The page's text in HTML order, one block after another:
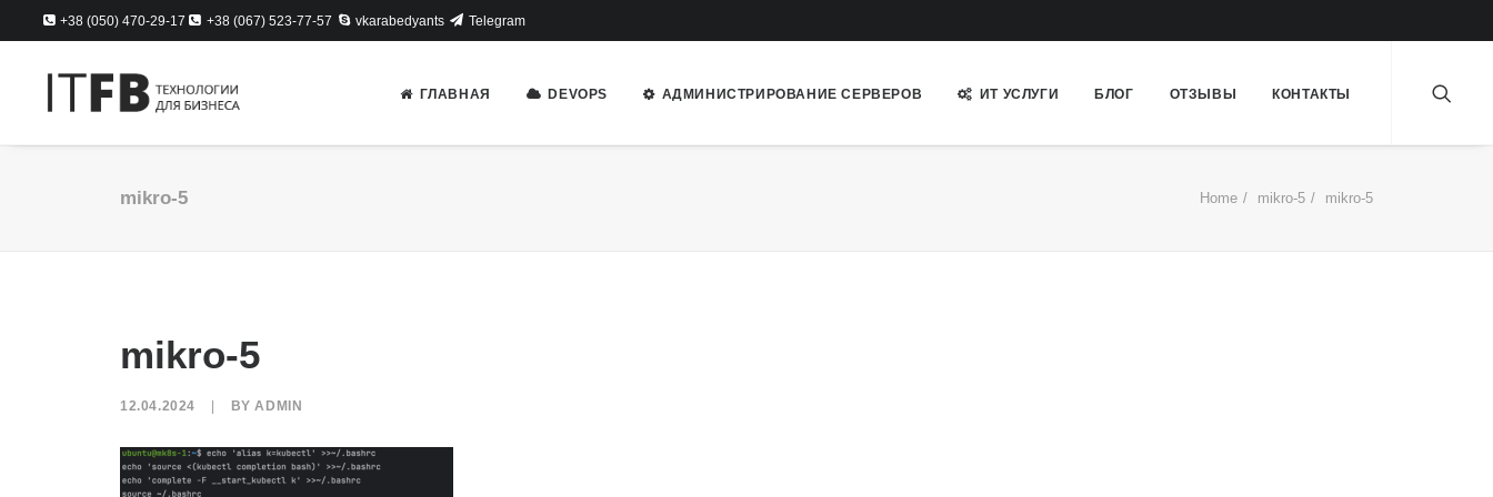
+38 (050) 470-29-17 +38 (067) 523-77-57 vkarabedyants Telegram
ГЛАВНАЯ DEVOPS АДМИНИСТРИРОВАНИЕ СЕРВЕРОВ ИТ УСЛУГИ БЛОГ ОТЗЫВЫ КОНТАКТЫ
mikro-5 Home mikro-5 mikro-5
mikro-5
12.04.2024 BYADMIN